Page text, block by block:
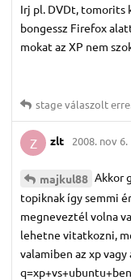
Irj pl. DVDt, tomorits
bongessz Firefox
mokat az XP nem
stageválaszolt
Z zlt 2008. nov 6.
majkul88 Akkor
topiknak így semmi
megneveztél volna
lehetne vitatkozni,
valamiben az xp